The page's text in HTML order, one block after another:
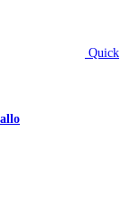
Quick